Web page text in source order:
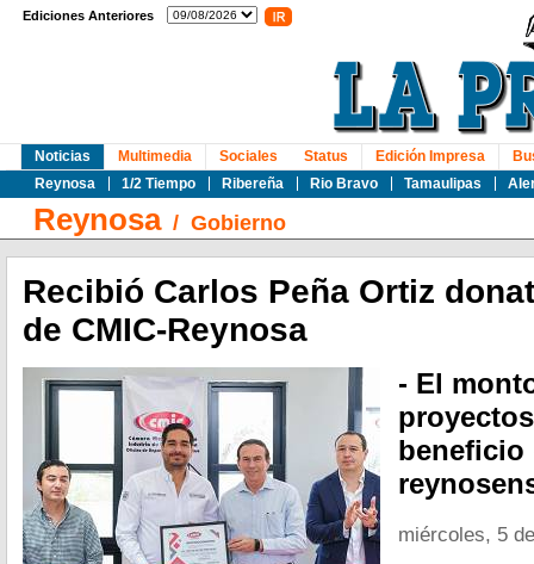
Ediciones Anteriores
Noticias
Reynosa
1/2 Tiempo Ribereña Rio Bravo Tamaulipas
Multimedia Sociales Status Edición Impresa
Reynosa/ Gobierno
Recibió Carlos Peña Ortiz
de CMIC-Reynosa
- El
beneficio
miércoles, 5